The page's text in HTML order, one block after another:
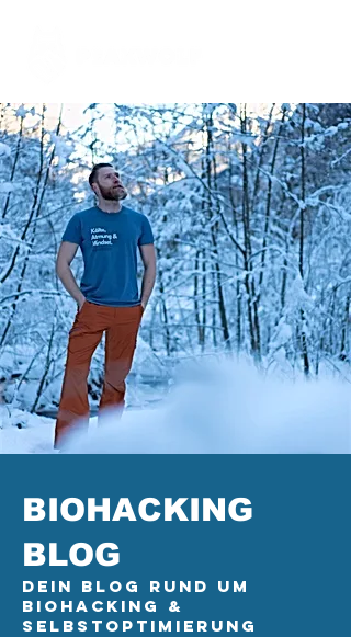
BIOHACKING
BLOG
Dein Blog rund um
Biohacking &
Selbstoptimierung